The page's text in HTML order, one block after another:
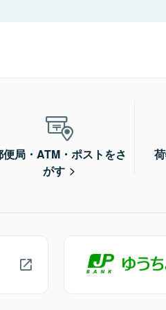
便局・ATM・ポストをさ
がす